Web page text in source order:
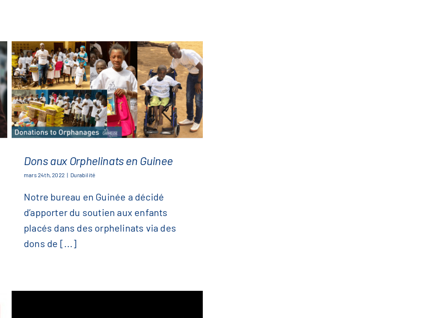
Dons aux Orphelinats en Guinee
Dons aux Orphelinats en Guinee
mars 24th, 2022 | Durabilité
Notre bureau en Guinée a décidé
d’apporter du soutien aux enfants
placés dans des orphelinats via des
dons de [...]